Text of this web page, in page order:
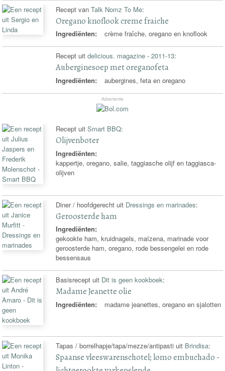
Recept vanTalk Nomz To Me:
Oregano knoflook creme fraiche
Ingrediënten: crème fraîche, oregano en knoflook
Recept uitdelicious. magazine - 2011-13:
Auberginesoep met oreganofeta
Ingrediënten: aubergines, feta en oregano
Advertentie
Recept uitSmart BBQ:
Olijvenboter
Ingrediënten:
kappertje, oregano, salie, taggiasche olijf en taggiasca-
olijven
Diner / hoofdgerecht uit Dressings en marinades:
Geroosterde ham
Ingrediënten:
gekookte ham, kruidnagels, maïzena, marinade voor
geroosterde ham, oregano, rode bessengelei en rode
bessensaus
Basisrecept uit Dit is geen kookboek:
Madame Jeanette olie
Ingrediënten: madame jeanettes, oregano en sjalotten
Tapas / borrelhapje/tapa/mezze/antipasti uit Brindisa:
Spaanse vleeswarenschotel; lomo embuchado -